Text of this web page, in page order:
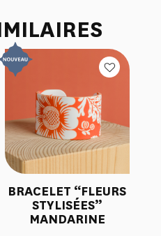
BRACELET “FLEURS
STYLISÉES”
MANDARINE